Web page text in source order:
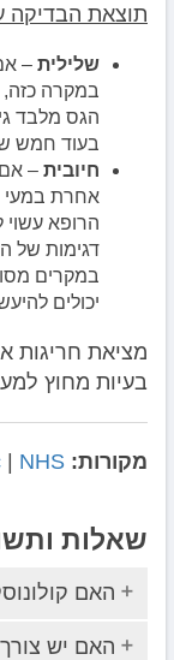
תוצאת הבדיקה
שלילית –
במקרה כזה,
הגס מלבד
בעוד חמש
חיובית –
אחרת במעי
הרופא עשוי
דגימות של
במקרים
יכולים
מציאת חריגות
בעיות מחוץ
מקורות: | NHS
שאלות
האם
האם יש